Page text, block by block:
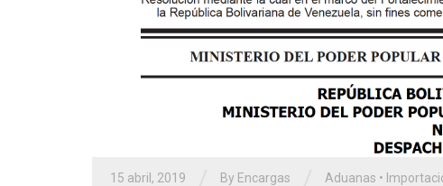
15 abril, 2019 By Encargas Aduanas •